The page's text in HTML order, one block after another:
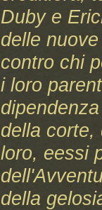
Duby e
delle
contro chi
i loro
della corte,
loro, eessi
della